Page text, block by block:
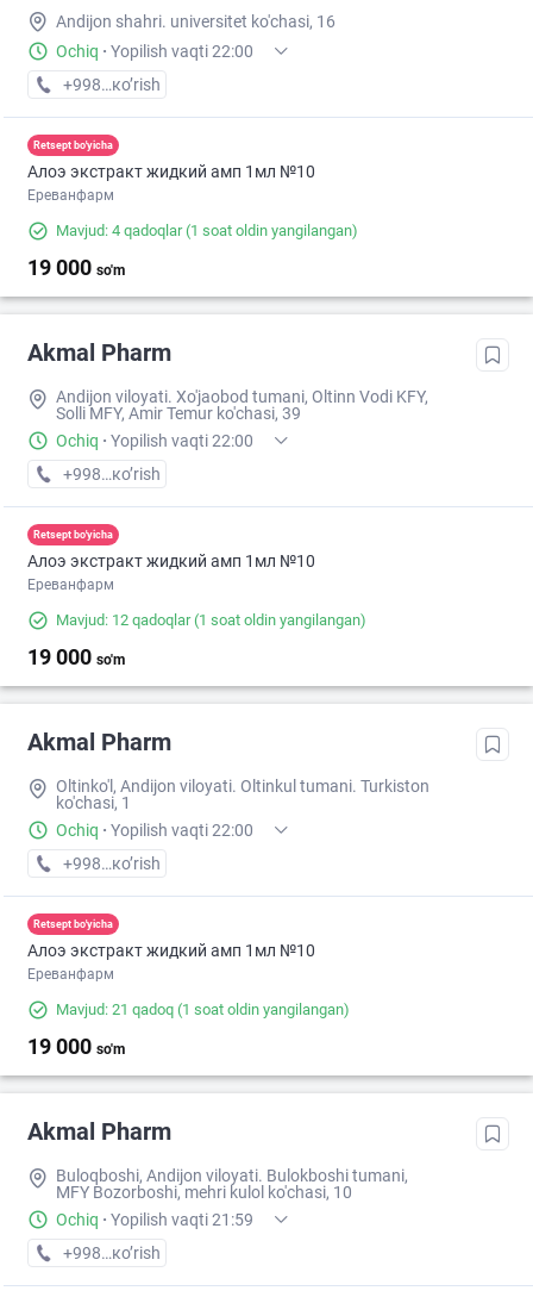
Andijon shahri. universitet ko'chasi, 16
Ochiq · Yopilish vaqti 22:00
+998 (90) XXX-XX-XX
кo’rish
Retsept bo'yicha
Алоэ экстракт жидкий амп 1мл №10
Ереванфарм
Mavjud: 4 qadoqlar(1 soat oldin yangilangan)
19 000 so'm
Akmal Pharm
Andijon viloyati. Xo'jaobod tumani, Oltinn Vodi KFY,
Solli MFY, Amir Temur ko'chasi, 39
Ochiq · Yopilish vaqti 22:00
+998 (90) XXX-XX-XX
кo’rish
Retsept bo'yicha
Алоэ экстракт жидкий амп 1мл №10
Ереванфарм
Mavjud: 12 qadoqlar(1 soat oldin yangilangan)
19 000 so'm
Akmal Pharm
Oltinko'l, Andijon viloyati. Oltinkul tumani. Turkiston
ko'chasi, 1
Ochiq · Yopilish vaqti 22:00
+998 (90) XXX-XX-XX
кo’rish
Retsept bo'yicha
Алоэ экстракт жидкий амп 1мл №10
Ереванфарм
Mavjud: 21 qadoq (1 soat oldin yangilangan)
19 000 so'm
Akmal Pharm
Buloqboshi, Andijon viloyati. Bulokboshi tumani,
MFY Bozorboshi, mehri kulol ko'chasi, 10
Ochiq · Yopilish vaqti 21:59
+998 (88) XXX-XX-XX
кo’rish